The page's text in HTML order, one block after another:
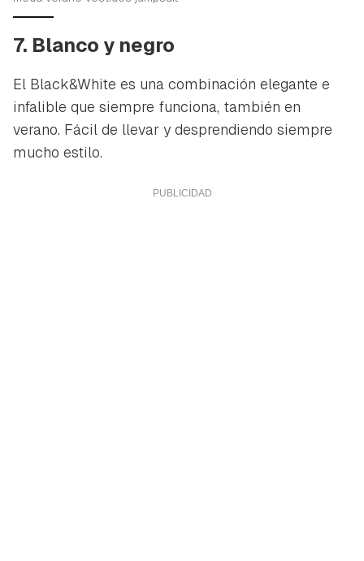
7. Blanco y negro
El Black&White es una combinación elegante e
infalible que siempre funciona, también en
verano. Fácil de llevar y desprendiendo siempre
mucho estilo.